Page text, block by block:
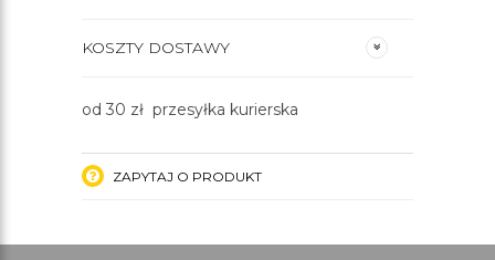
KOSZTY DOSTAWY
od 30 zł przesyłka kurierska
ZAPYTAJ O PRODUKT